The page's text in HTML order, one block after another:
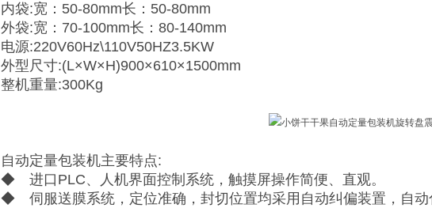
内袋:宽：50-80mm长：50-80mm
外袋:宽：70-100mm长：80-140mm
电源:220V60Hz\110V50HZ3.5KW
外型尺寸:(L×W×H)900×610×1500mm
整机重量:300Kg
自动定量包装机主要特点:
◆ 进口PLC、人机界面控制系统，触摸屏操作简便、直观。
◆ 伺服送膜系统，定位准确，封切位置均采用自动纠偏装置，自动